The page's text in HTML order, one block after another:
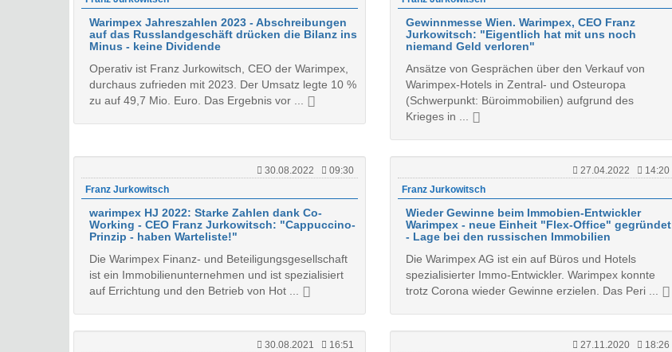
Warimpex Jahreszahlen 2023 - Abschreibungen
auf das Russlandgeschäft drücken die Bilanz ins
Minus - keine Dividende
Operativ ist Franz Jurkowitsch, CEO der Warimpex,
durchaus zufrieden mit 2023. Der Umsatz legte 10 %
zu auf 49,7 Mio. Euro. Das Ergebnis vor ...
Gewinnmesse Wien. Warimpex, CEO Franz
Jurkowitsch: "Eigentlich hat mit uns noch
niemand Geld verloren"
Ansätze von Gesprächen über den Verkauf von
Warimpex-Hotels in Zentral- und Osteuropa
(Schwerpunkt: Büroimmobilien) aufgrund des
Krieges in ...
30.08.2022
09:30
Franz Jurkowitsch
warimpex HJ 2022: Starke Zahlen dank Co-
Working - CEO Franz Jurkowitsch: "Cappuccino-
Prinzip - haben Warteliste!"
Die Warimpex Finanz- und Beteiligungsgesellschaft
ist ein Immobilienunternehmen und ist spezialisiert
auf Errichtung und den Betrieb von Hot ...
27.04.2022
14:20
Franz Jurkowitsch
Wieder Gewinne beim Immobien-Entwickler
Warimpex - neue Einheit "Flex-Office" gegründet
- Lage bei den russischen Immobilien
Die Warimpex AG ist ein auf Büros und Hotels
spezialisierter Immo-Entwickler. Warimpex konnte
trotz Corona wieder Gewinne erzielen. Das Peri ...
30.08.2021
16:51
27.11.2020
18:26